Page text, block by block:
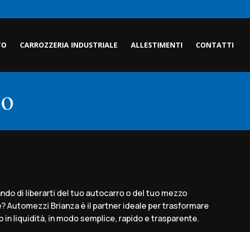
CARROZZERIA INDUSTRIALE ALLESTIMENTI CONTATTI
di liberarti del tuo autocarro o del tuo mezzo
Automezzi Brianza è il partner ideale per trasformare
in liquidità, in modo semplice, rapido e trasparente.